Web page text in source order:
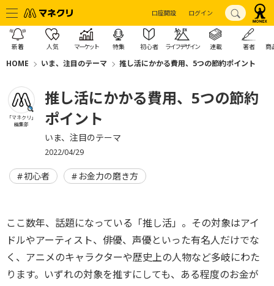
口座開設 ログイン
新着 人気 マーケット 特集 初心者 ライフデザイン 連載 著者 商
HOME いま、注目のテーマ 推し活にかかる費用、5つの節約ポイント
「マネクリ」
編集部
推し活にかかる費用、5つの節約
ポイント
いま、注目のテーマ
2022/04/29
初心者 お金力の磨き方
ここ数年、話題になっている「推し活」。その対象はアイ
ドルやアーティスト、俳優、声優といった有名人だけでな
く、アニメのキャラクターや歴史上の人物など多岐にわた
ります。いずれの対象を推すにしても、ある程度のお金が